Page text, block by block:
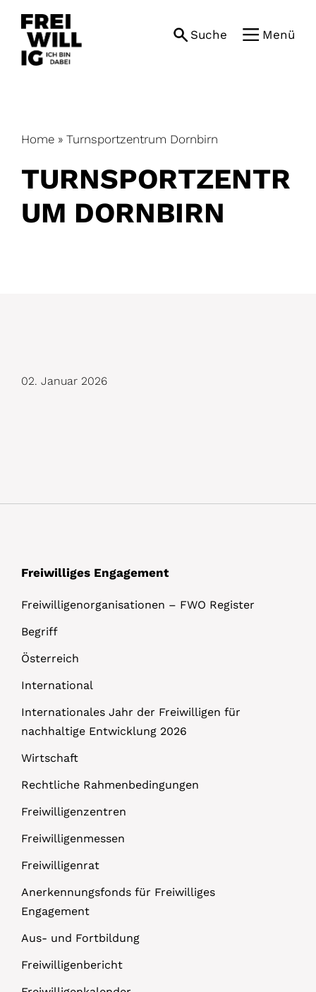
content
Suche Menü
Home » Turnsportzentrum Dornbirn
TURNSPORTZENTR
UM DORNBIRN
D
02. Januar 2026
Freiwilliges Engagement
Freiwilligenorganisationen – FWO Register
Begriff
Österreich
International
Internationales Jahr der Freiwilligen für
nachhaltige Entwicklung 2026
Wirtschaft
Rechtliche Rahmenbedingungen
Freiwilligenzentren
Freiwilligenmessen
Freiwilligenrat
Anerkennungsfonds für Freiwilliges
Engagement
Aus- und Fortbildung
Freiwilligenbericht